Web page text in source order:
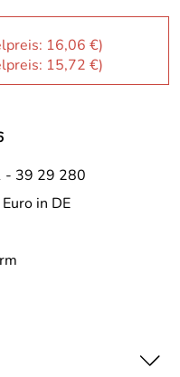
16,06 €)
15,72 €)
- 39 29 280
in DE